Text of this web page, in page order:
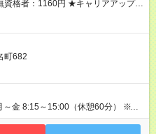
円 ★キャリアアップ制
試用期間】試用期間
雇用形態、給与は本採用時と同じ
町682
金 8:15～15:00（休憩60分） ※週3